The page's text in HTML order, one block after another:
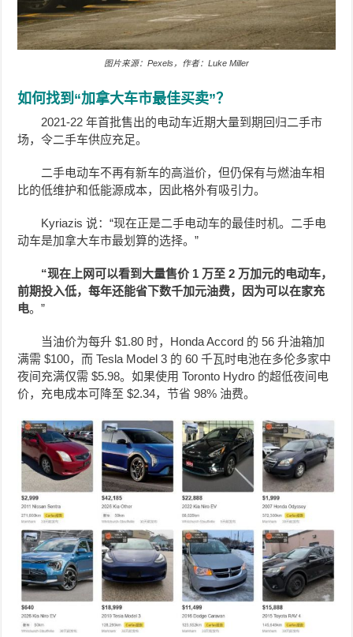
图片来源：Pexels，作者：Luke Miller
如何找到“加拿大车市最佳买卖”？
2021-22 年首批售出的电动车近期大量到期回归二手市
场，令二手车供应充足。
二手电动车不再有新车的高溢价，但仍保有与燃油车相
比的低维护和低能源成本，因此格外有吸引力。
Kyriazis 说：“现在正是二手电动车的最佳时机。二手电
动车是加拿大车市最划算的选择。”
“现在上网可以看到大量售价 1 万至 2 万加元的电动车，
前期投入低，每年还能省下数千加元油费，因为可以在家充
电。”
当油价为每升 $1.80 时，Honda Accord 的 56 升油箱加
满需 $100，而 Tesla Model 3 的 60 千瓦时电池在多伦多家中
夜间充满仅需 $5.98。如果使用 Toronto Hydro 的超低夜间电
价，充电成本可降至 $2.34，节省 98% 油费。